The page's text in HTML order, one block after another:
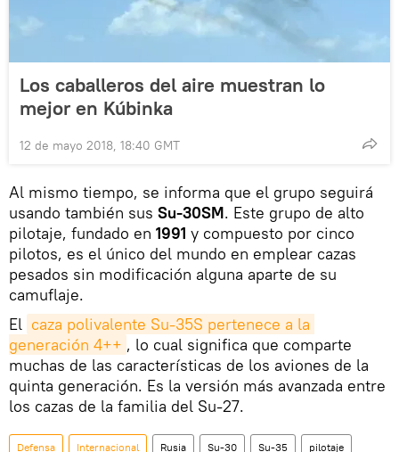
Los caballeros del aire muestran lo
mejor en Kúbinka
12 de mayo 2018, 18:40 GMT
Al mismo tiempo, se informa que el grupo seguirá
usando también sus Su-30SM. Este grupo de alto
pilotaje, fundado en 1991 y compuesto por cinco
pilotos, es el único del mundo en emplear cazas
pesados sin modificación alguna aparte de su
camuflaje.
El caza polivalente Su-35S pertenece a la
generación 4++ , lo cual significa que comparte
muchas de las características de los aviones de la
quinta generación. Es la versión más avanzada entre
los cazas de la familia del Su-27.
Defensa Internacional Rusia Su-30 Su-35 pilotaje